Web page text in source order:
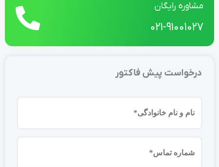
مشاوره رایگان
021-91001027
درخواست پیش فاکتور
نام
(ضروری)
موبایل